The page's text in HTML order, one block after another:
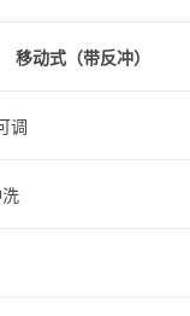
移动式（带反冲）
调